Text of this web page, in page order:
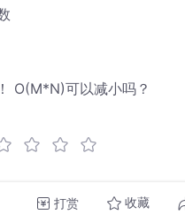
O(M*N)可以减小吗？
打赏 收藏